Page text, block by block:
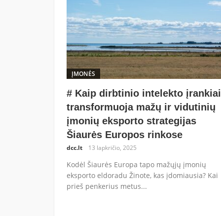
ĮMONĖS
# Kaip dirbtinio intelekto įrankiai
transformuoja mažų ir vidutinių
įmonių eksporto strategijas
Šiaurės Europos rinkose
dcc.lt 13 lapkričio, 2025
Kodėl Šiaurės Europa tapo mažųjų įmonių
eksporto eldoradu Žinote, kas įdomiausia? Kai
prieš penkerius metus...